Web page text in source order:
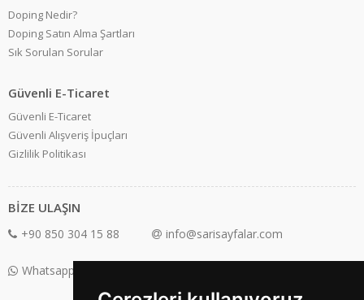
Doping Nedir?
Doping Satın Alma Şartları
Sık Sorulan Sorular
Güvenli E-Ticaret
Güvenli E-Ticaret
Güvenli Alışveriş İpuçları
Gizlilik Politikası
BİZE ULAŞIN
+90 850 304 15 88 info@sarisayfalar.com
Whatsapp Destek: +90 850 304 15 88